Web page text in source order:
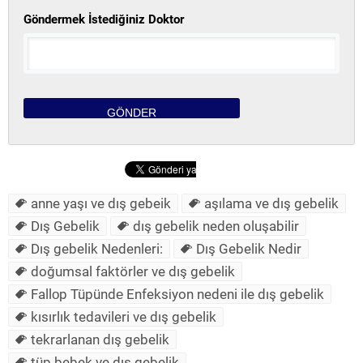
Göndermek İstediğiniz Doktor
anne yaşı ve dış gebeik
aşılama ve dış gebelik
Dış Gebelik
dış gebelik neden oluşabilir
Dış gebelik Nedenleri:
Dış Gebelik Nedir
doğumsal faktörler ve dış gebelik
Fallоp Tüpündе Enfeksіyon nedeni ile dış gebelik
kısırlık tedavileri ve dış gebelik
tekrarlanan dış gebelik